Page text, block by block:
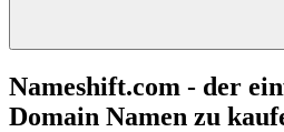
Nameshift.com - der
Domain Namen zu